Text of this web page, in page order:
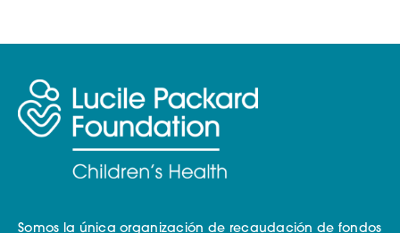
Somos la única organización de recaudación de fondos